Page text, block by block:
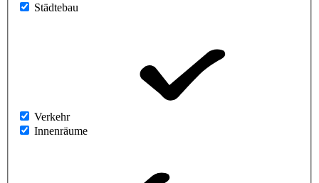
Städtebau
Verkehr
Innenräume